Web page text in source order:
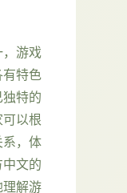
游戏
特色
特的
以根
，体
文的
解游